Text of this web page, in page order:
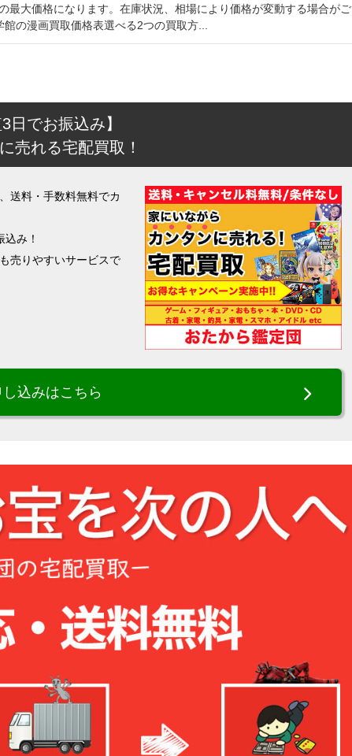
最大価格になります。在庫状況、相場により価格が変動する場合がご
の漫画買取価格表選べる2つの買取方...
日でお振込み】
売れる宅配買取！
送料・手数料無料でカ
み！
売りやすいサービスで
込みはこちら